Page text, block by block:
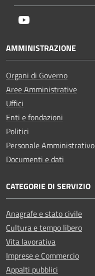
AMMINISTRAZIONE
Organi di Governo
Aree Amministrative
Uffici
Enti e fondazioni
Politici
Personale Amministrativo
Documenti e dati
CATEGORIE DI SERVIZIO
Anagrafe e stato civile
Cultura e tempo libero
Vita lavorativa
Imprese e Commercio
Appalti pubblici